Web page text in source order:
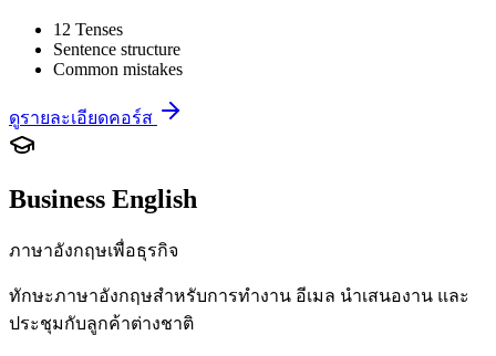
12 Tenses
Sentence structure
Common mistakes
ดูรายละเอียดคอร์ส
Business English
ภาษาอังกฤษเพื่อธุรกิจ
ทักษะภาษาอังกฤษสำหรับการทำงาน อีเมล นำเสนองาน และ
ประชุมกับลูกค้าต่างชาติ